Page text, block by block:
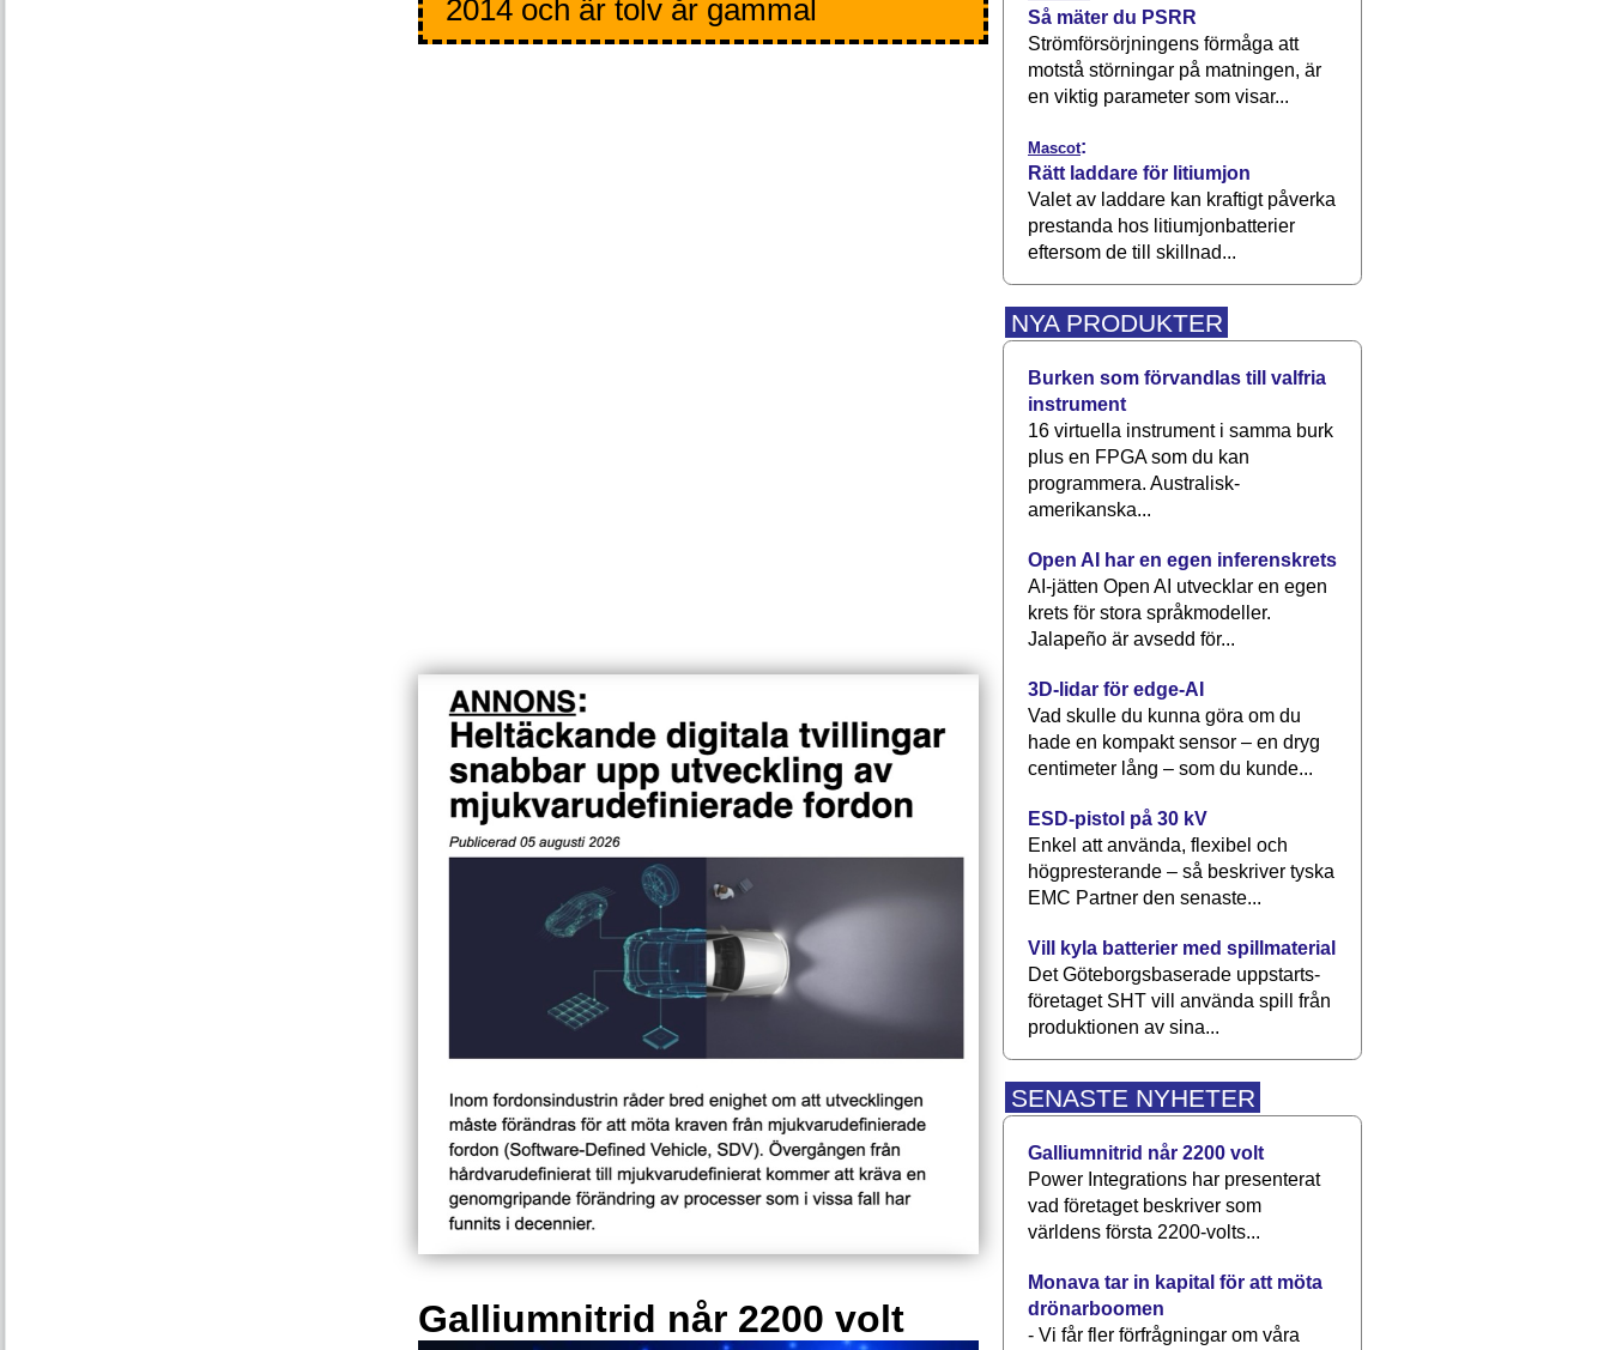
2014 och är tolv år gammal
Galliumnitrid når 2200 volt
Så mäter du PSRR
Strömförsörjningens förmåga att
motstå störningar på matningen, är
en viktig parameter som visar...
Mascot:
Rätt laddare för litiumjon
Valet av laddare kan kraftigt påverka
prestanda hos litiumjonbatterier
eftersom de till skillnad...
NYA PRODUKTER
Burken som förvandlas till valfria
instrument
16 virtuella instrument i samma burk
plus en FPGA som du kan
programmera. Australisk-
amerikanska...
Open AI har en egen inferenskrets
AI-jätten Open AI utvecklar en egen
krets för stora språkmodeller.
Jalapeño är avsedd för...
3D-lidar för edge-AI
Vad skulle du kunna göra om du
hade en kompakt sensor – en dryg
centimeter lång – som du kunde...
ESD-pistol på 30 kV
Enkel att använda, flexibel och
högpresterande – så beskriver tyska
EMC Partner den senaste...
Vill kyla batterier med spillmaterial
Det Göteborgsbaserade upp­starts­
företaget SHT vill använda spill från
produktionen av sina...
SENASTE NYHETER
Galliumnitrid når 2200 volt
Power Integrations har presenterat
vad företaget beskriver som
världens första 2200-volts...
Monava tar in kapital för att möta
drönarboomen
- Vi får fler förfrågningar om våra